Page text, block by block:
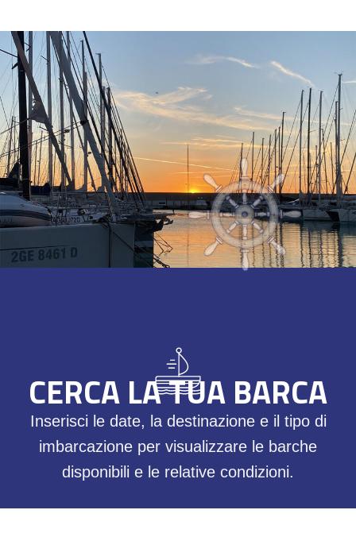
CERCA LA TUA BARCA
Inserisci le date, la destinazione e il tipo di
imbarcazione per visualizzare le barche
disponibili e le relative condizioni.